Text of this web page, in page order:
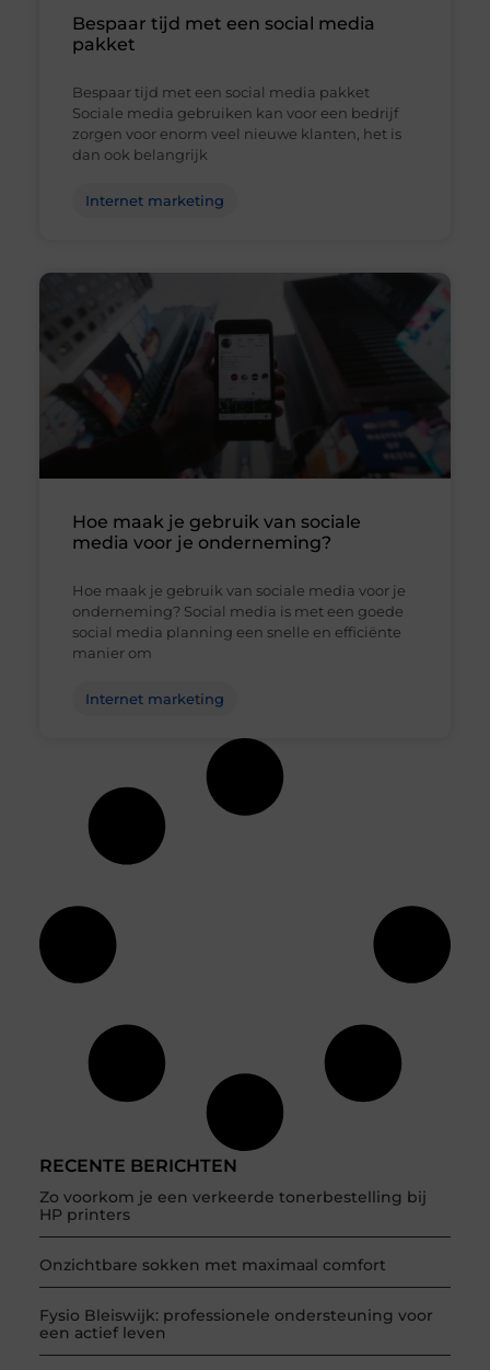
RECENTE BERICHTEN
Zo voorkom je een verkeerde tonerbestelling bij
HP printers
Onzichtbare sokken met maximaal comfort
Fysio Bleiswijk: professionele ondersteuning voor
een actief leven
Bespaar tijd met een social media
pakket
Bespaar tijd met een social media pakket
Sociale media gebruiken kan voor een bedrijf
zorgen voor enorm veel nieuwe klanten, het is
dan ook belangrijk
Internet marketing
Hoe maak je gebruik van sociale
media voor je onderneming?
Hoe maak je gebruik van sociale media voor je
onderneming? Social media is met een goede
social media planning een snelle en efficiënte
manier om
Internet marketing